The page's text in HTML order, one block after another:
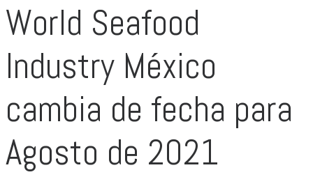
World Seafood
Industry México
cambia de fecha para
Agosto de 2021